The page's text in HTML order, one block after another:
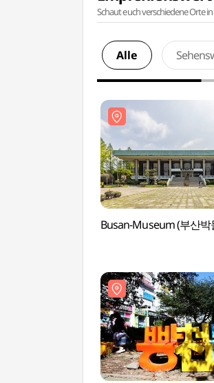
Schaut euch verschiedene Orte
Alle
Busan-Museum (부산박